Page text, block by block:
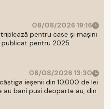
08/08/2026 19:16
pentru case și mașini
publicat pentru 2025
08/08/2026 13:30
ieșenii din 10.000 de lei
au bani pusi deoparte au, din